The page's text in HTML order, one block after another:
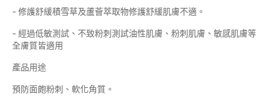
- 修護舒緩積雪草及蘆薈萃取物修護舒緩肌膚不適。
- 經過低敏測試、不致粉刺測試油性肌膚、粉刺肌膚、敏感肌膚等
全膚質皆適用
產品用途
預防面皰粉刺、軟化角質。